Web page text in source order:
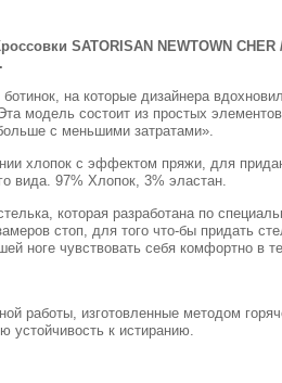
SATORISAN NEWTOWN
на которые дизайнера
модель состоит из простых
с меньшими затратами».
хлопок с эффектом пряжи, для
вида. 97% Хлопок, 3% эластан.
которая разработана по
стоп, для того что-бы придать
ноге чувствовать себя комфортно в
работы, изготовленные методом
устойчивость к истиранию.